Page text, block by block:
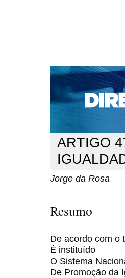
CAPA SOBRE
NOTÍCIAS
EDIÇÕES
Capa>n. 295 (2025) > da
ARTIGO
Jorge da Rosa
Resumo
De acordo com o
É instituído
O Sistema
De Promoção da